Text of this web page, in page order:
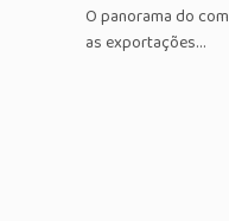
O panorama do
as exportações…